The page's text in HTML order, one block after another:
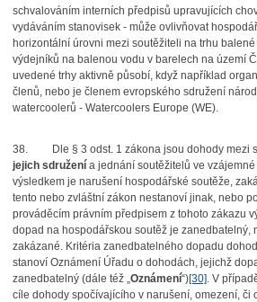
schvalováním interních předpisů upravujících
vydáváním stanovisek - může ovlivňovat
horizontální úrovni mezi soutěžiteli na trhu
výdejníků na balenou vodu v barelech na území
uvedené trhy aktivně působí, když například
členů, nebo je členem evropského sdružení
watercoolerů - Watercoolers Europe (WE).
38. Dle § 3 odst. 1 zákona jsou dohody mezi
jejich sdruženía jednání soutěžitelů ve
výsledkem je narušení hospodářské soutěže,
tento nebo zvláštní zákon nestanoví jinak, nebo
prováděcím právním předpisem z tohoto zákazu
dopad na hospodářskou soutěž je zanedbatelný,
zakázané. Kritéria zanedbatelného dopadu
stanoví Oznámení Úřadu o dohodách, jejichž
zanedbatelný (dále též „Oznámení“)[30]. V
cíle dohody spočívajícího v narušení, omezení, či